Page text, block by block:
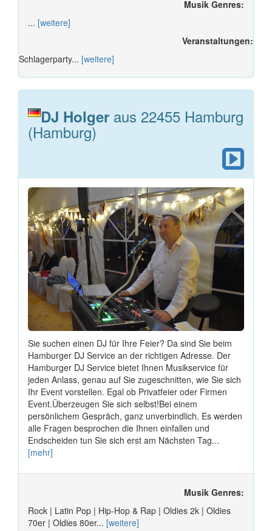
Musik Genres:
... [weitere]
Veranstaltungen:
Schlagerparty... [weitere]
DJ Holger aus 22455 Hamburg
(Hamburg)
Sie suchen einen DJ für Ihre Feier? Da sind Sie beim
Hamburger DJ Service an der richtigen Adresse. Der
Hamburger DJ Service bietet Ihnen Musikservice für
jeden Anlass, genau auf Sie zugeschnitten, wie Sie sich
Ihr Event vorstellen. Egal ob Privatfeier oder Firmen
Event.Überzeugen Sie sich selbst!Bei einem
persönlichem Gespräch, ganz unverbindlich. Es werden
alle Fragen besprochen die Ihnen einfallen und
Endscheiden tun Sie sich erst am Nächsten Tag...
[mehr]
Musik Genres:
Rock | Latin Pop | Hip-Hop & Rap | Oldies 2k | Oldies
70er | Oldies 80er... [weitere]